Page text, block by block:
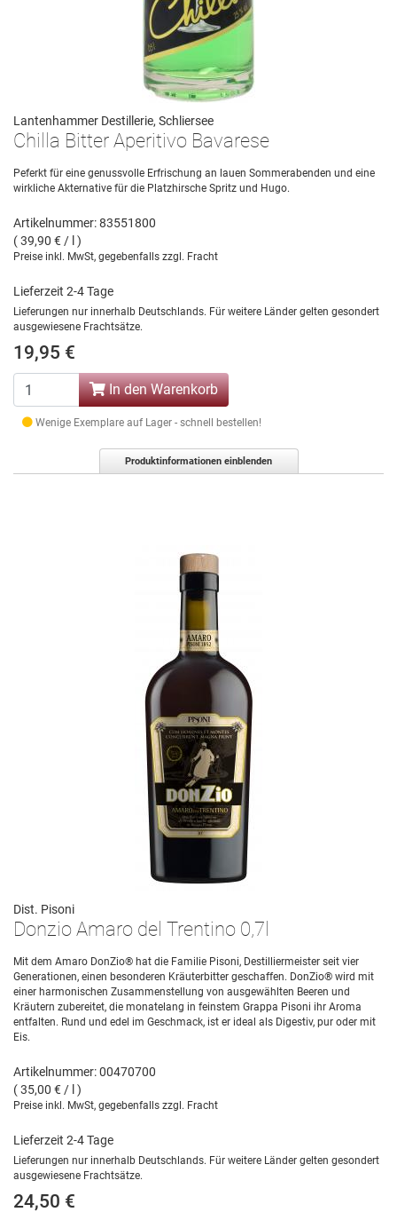
Lantenhammer Destillerie, Schliersee
Chilla Bitter Aperitivo Bavarese
Peferkt für eine genussvolle Erfrischung an lauen Sommerabenden und eine
wirkliche Akternative für die Platzhirsche Spritz und Hugo.
Artikelnummer: 83551800
( 39,90 € / l )
Preise inkl. MwSt, gegebenfalls zzgl. Fracht
Lieferzeit 2-4 Tage
Lieferungen nur innerhalb Deutschlands. Für weitere Länder gelten gesondert
ausgewiesene Frachtsätze.
19,95 €
In den Warenkorb
Wenige Exemplare auf Lager - schnell bestellen!
Produktinformationen einblenden
Dist. Pisoni
Donzio Amaro del Trentino 0,7l
Mit dem Amaro DonZio® hat die Familie Pisoni, Destilliermeister seit vier
Generationen, einen besonderen Kräuterbitter geschaffen. DonZio® wird mit
einer harmonischen Zusammenstellung von ausgewählten Beeren und
Kräutern zubereitet, die monatelang in feinstem Grappa Pisoni ihr Aroma
entfalten. Rund und edel im Geschmack, ist er ideal als Digestiv, pur oder mit
Eis.
Artikelnummer: 00470700
( 35,00 € / l )
Preise inkl. MwSt, gegebenfalls zzgl. Fracht
Lieferzeit 2-4 Tage
Lieferungen nur innerhalb Deutschlands. Für weitere Länder gelten gesondert
ausgewiesene Frachtsätze.
24,50 €